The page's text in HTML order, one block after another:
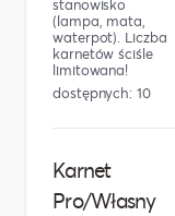
stanowisko
(lampa, mata,
waterpot). Liczba
karnetów ściśle
limitowana!
dostępnych: 10
Karnet
Pro/Własny